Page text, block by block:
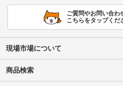
ご質問やお問い合わ
こちらをタップくだ
現場市場について
商品検索